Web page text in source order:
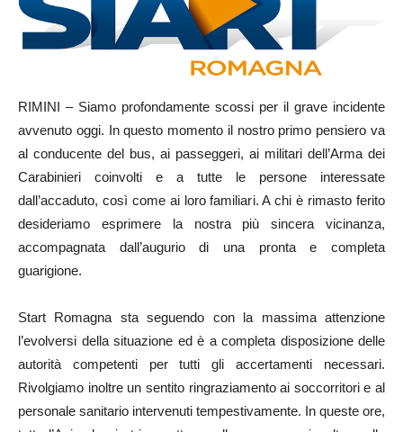
RIMINI – Siamo profondamente scossi per il grave incidente
avvenuto oggi. In questo momento il nostro primo pensiero va
al conducente del bus, ai passeggeri, ai militari dell’Arma dei
Carabinieri coinvolti e a tutte le persone interessate
dall’accaduto, così come ai loro familiari. A chi è rimasto ferito
desideriamo esprimere la nostra più sincera vicinanza,
accompagnata dall’augurio di una pronta e completa
guarigione.
Start Romagna sta seguendo con la massima attenzione
l’evolversi della situazione ed è a completa disposizione delle
autorità competenti per tutti gli accertamenti necessari.
Rivolgiamo inoltre un sentito ringraziamento ai soccorritori e al
personale sanitario intervenuti tempestivamente. In queste ore,